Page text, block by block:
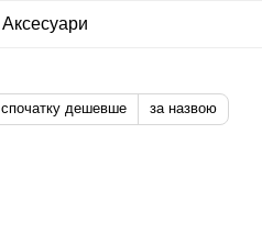
Аксесуари
спочатку дешевше за назвою